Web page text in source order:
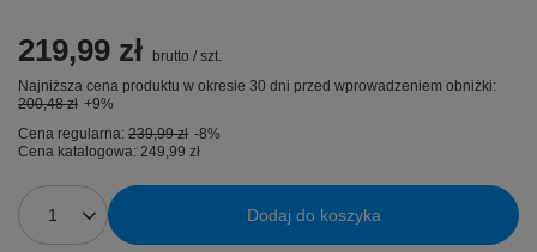
219,99 zł brutto / szt.
Najniższa cena produktu w okresie 30 dni przed wprowadzeniem obniżki:
200,48 zł +9%
Cena regularna: 239,99 zł -8%
Cena katalogowa: 249,99 zł
Dodaj do koszyka